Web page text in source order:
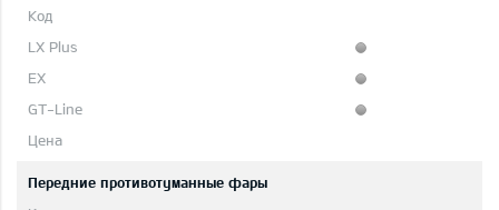
Передние противотуманные фары